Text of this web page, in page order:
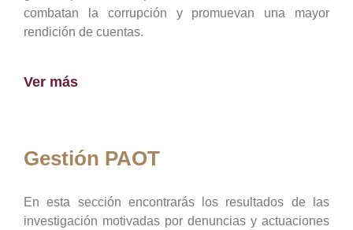
combatan la corrupción y promuevan una mayor
rendición de cuentas.
Ver más
Gestión PAOT
En esta sección encontrarás los resultados de las
investigación motivadas por denuncias y actuaciones